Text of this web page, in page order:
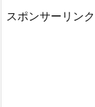
スポンサーリンク